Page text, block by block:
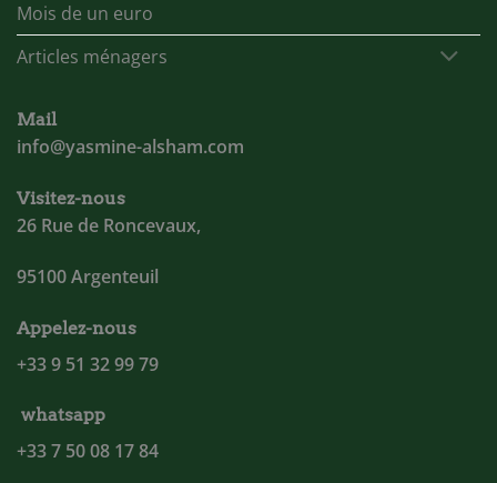
Mois de un euro
Articles ménagers
Mail
info@yasmine-alsham.com
Visitez-nous
26 Rue de Roncevaux,
95100 Argenteuil
Appelez-nous
+33 9 51 32 99 79
whatsapp
+33 7 50 08 17 84